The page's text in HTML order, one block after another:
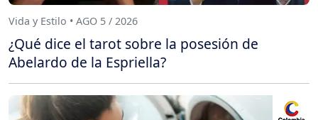
Vida y Estilo • AGO 5 / 2026
¿Qué dice el tarot sobre la posesión de
Abelardo de la Espriella?